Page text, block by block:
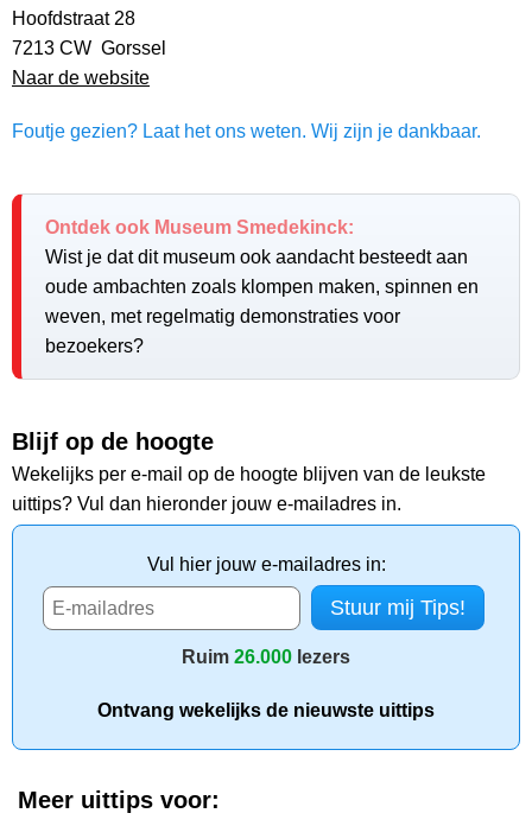
Hoofdstraat 28
7213 CW Gorssel
Naar de website
Foutje gezien? Laat het ons weten. Wij zijn je dankbaar.
Ontdek ook Museum Smedekinck:
Wist je dat dit museum ook aandacht besteedt aan
oude ambachten zoals klompen maken, spinnen en
weven, met regelmatig demonstraties voor
bezoekers?
Blijf op de hoogte
Wekelijks per e-mail op de hoogte blijven van de leukste
uittips? Vul dan hieronder jouw e-mailadres in.
Vul hier jouw e-mailadres in:
Ruim 26.000 lezers
Ontvang wekelijks de nieuwste uittips
Meer uittips voor: